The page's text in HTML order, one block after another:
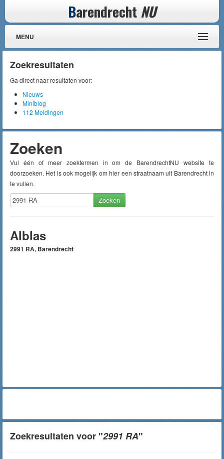
Barendrecht NU
MENU
Zoekresultaten
Ga direct naar resultaten voor:
Nieuws
Miniblog
112 Meldingen
Zoeken
Vul één of meer zoektermen in om de BarendrechtNU website te
doorzoeken. Het is ook mogelijk om hier een straatnaam uit Barendrecht in
te vullen.
Zoeken
Alblas
2991 RA, Barendrecht
Zoekresultaten voor "2991 RA"